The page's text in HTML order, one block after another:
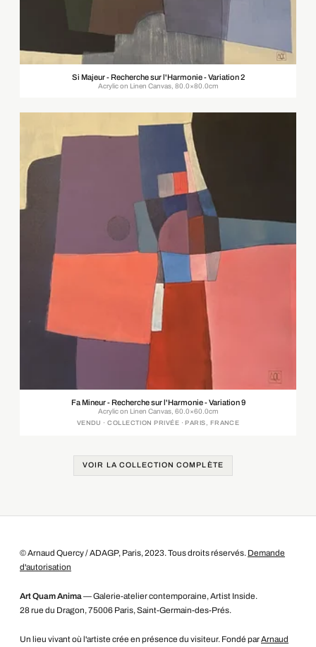
Si Majeur - Recherche sur l'Harmonie - Variation 2
Acrylic on Linen Canvas, 80.0×80.0cm
Fa Mineur - Recherche sur l'Harmonie - Variation 9
Acrylic on Linen Canvas, 60.0×60.0cm
VENDU · COLLECTION PRIVÉE · PARIS, FRANCE
VOIR LA COLLECTION COMPLÈTE
© Arnaud Quercy / ADAGP, Paris, 2023. Tous droits réservés. Demande
d'autorisation
Art Quam Anima — Galerie-atelier contemporaine, Artist Inside.
28 rue du Dragon, 75006 Paris, Saint-Germain-des-Prés.
Un lieu vivant où l'artiste crée en présence du visiteur. Fondé parArnaud